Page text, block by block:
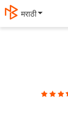
मराठी